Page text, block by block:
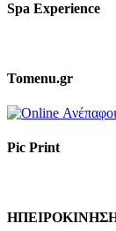
Spa Experience
Tomenu.gr
Pic Print